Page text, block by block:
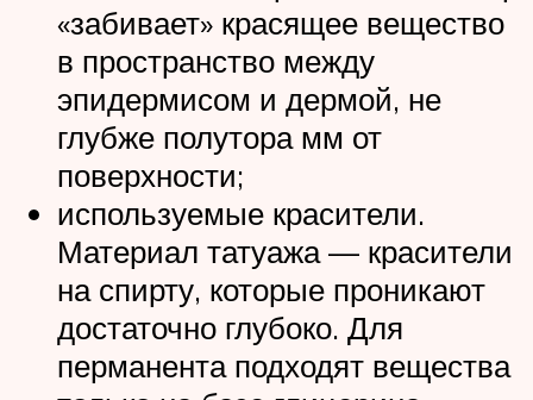
«забивает» красящее вещество
в пространство между
эпидермисом и дермой, не
глубже полутора мм от
поверхности;
используемые красители.
Материал татуажа — красители
на спирту, которые проникают
достаточно глубоко. Для
перманента подходят вещества